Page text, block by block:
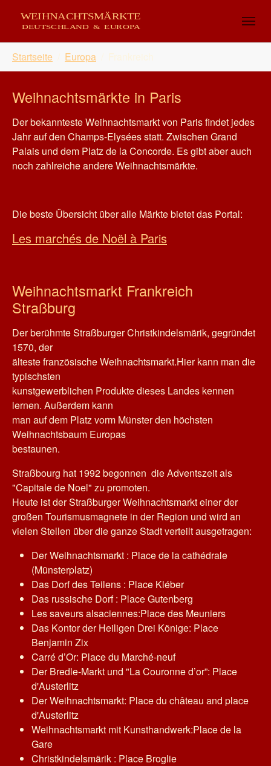
Startseite Europa Frankreich
Weihnachtsmärkte in Paris
Der bekannteste Weihnachtsmarkt von Paris findet jedes
Jahr auf den Champs-Elysées statt. Zwischen Grand
Palais und dem Platz de la Concorde. Es gibt aber auch
noch zahlreiche andere Weihnachtsmärkte.
Die beste Übersicht über alle Märkte bietet das Portal:
Les marchés de Noël à Paris
Weihnachtsmarkt Frankreich
Straßburg
Der berühmte Straßburger Christkindelsmärik, gegründet
1570, der
älteste französische Weihnachtsmarkt.Hier kann man die
typischsten
kunstgewerblichen Produkte dieses Landes kennen
lernen. Außerdem kann
man auf dem Platz vorm Münster den höchsten
Weihnachtsbaum Europas
bestaunen.
Straßbourg hat 1992 begonnen die Adventszeit als
"Capitale de Noel" zu promoten.
Heute ist der Straßburger Weihnachtsmarkt einer der
großen Tourismusmagnete in der Region und wird an
vielen Stellen über die ganze Stadt verteilt ausgetragen:
Der Weihnachtsmarkt : Place de la cathédrale
(Münsterplatz)
Das Dorf des Teilens : Place Kléber
Das russische Dorf : Place Gutenberg
Les saveurs alsaciennes:Place des Meuniers
Das Kontor der Heiligen Drei Könige: Place
Benjamin Zix
Carré d’Or: Place du Marché-neuf
Der Bredle-Markt und "La Couronne d’or”: Place
d'Austerlitz
Der Weihnachtsmarkt: Place du château and place
d'Austerlitz
Weihnachtsmarkt mit Kunsthandwerk:Place de la
Gare
Christkindelsmärik : Place Broglie